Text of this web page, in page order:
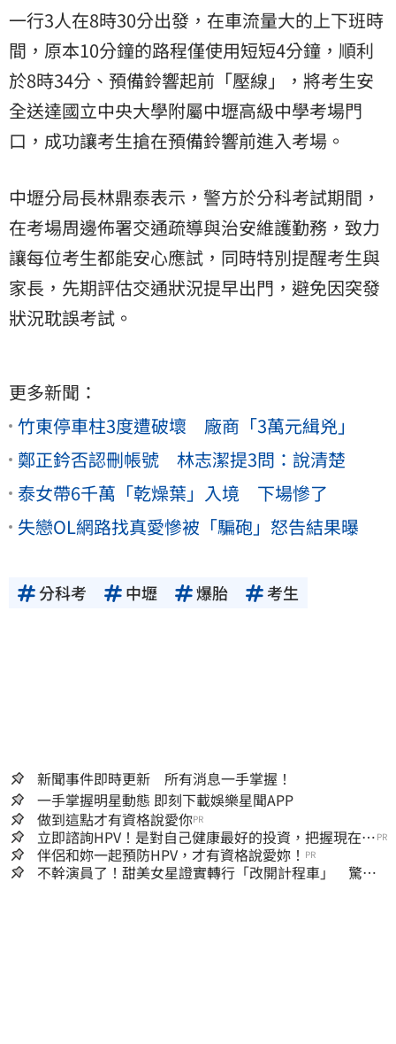
一行3人在8時30分出發，在車流量大的上下班時
間，原本10分鐘的路程僅使用短短4分鐘，順利
於8時34分、預備鈴響起前「壓線」，將考生安
全送達國立中央大學附屬中壢高級中學考場門
口，成功讓考生搶在預備鈴響前進入考場。
中壢分局長林鼎泰表示，警方於分科考試期間，
在考場周邊佈署交通疏導與治安維護勤務，致力
讓每位考生都能安心應試，同時特別提醒考生與
家長，先期評估交通狀況提早出門，避免因突發
狀況耽誤考試。
更多新聞：
竹東停車柱3度遭破壞 廠商「3萬元緝兇」
鄭正鈐否認刪帳號 林志潔提3問：說清楚
泰女帶6千萬「乾燥葉」入境 下場慘了
失戀OL網路找真愛慘被「騙砲」怒告結果曝
分科考 中壢 爆胎 考生
新聞事件即時更新 所有消息一手掌握！
一手掌握明星動態 即刻下載娛樂星聞APP
做到這點才有資格說愛你PR
立即諮詢HPV！是對自己健康最好的投資，把握現在不
嫌晚！
PR
伴侶和妳一起預防HPV，才有資格說愛妳！ PR
不幹演員了！甜美女星證實轉行「改開計程車」 驚人